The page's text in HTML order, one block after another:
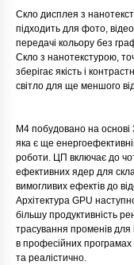
Скло дисплея з
підходить для фото,
передачі кольору без
Скло з нанотекстурою,
зберігає якість і
світло для ще меншого
М4 побудовано на основі
яка є ще
роботи. ЦП включає до
ефективних ядер для
вимогливих ефектів до
Архітектура GPU
більшу продуктивність
трасування променів для
в професійних програмах
та реалістично.